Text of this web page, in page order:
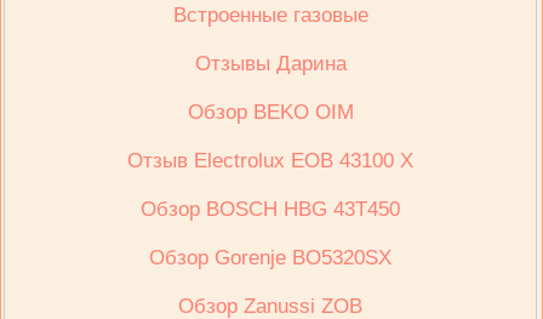
Встроенные газовые
Отзывы Дарина
Обзор BEKO OIM
Отзыв Electrolux ЕОВ 43100 Х
Обзор BOSCH HBG 43T450
Обзор Gorenje BO5320SX
Обзор Zanussi ZOB